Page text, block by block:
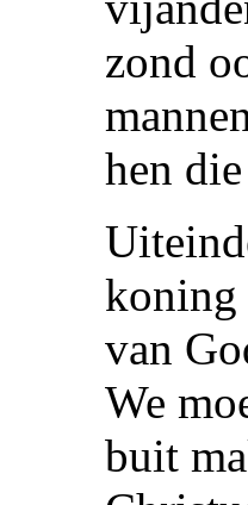
zond
hen
koning
van
We
buit